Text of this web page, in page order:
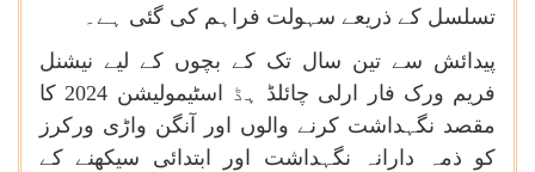
تسلسل کے ذریعے سہولت فراہم کی گئی ہے۔
پیدائش سے تین سال تک کے بچوں کے لیے نیشنل
فریم ورک فار ارلی چائلڈ ہڈ اسٹیمولیشن 2024 کا
مقصد نگہداشت کرنے والوں اور آنگن واڑی ورکرز
کو ذمہ دارانہ نگہداشت اور ابتدائی سیکھنے کے